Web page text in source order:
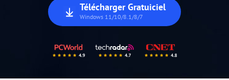
Télécharger Gratuiciel
Windows 11/10/8.1/8/7